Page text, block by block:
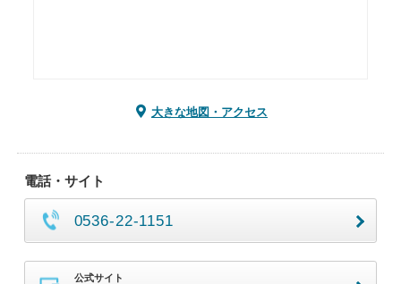
大きな地図・アクセス
電話・サイト
0536-22-1151
公式サイト